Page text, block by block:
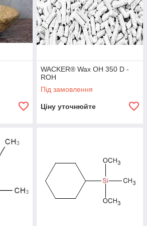
оболонка» (2-12%, диспергується в
120°C), що підвищує ударну в'язкість
систем, особливо за низьких
втратою жорсткості та
з рідкими реакційноздатними
силіконовий віск як
розділювальна добавка
за TDS).
GENIOSIL CS 2- ненасичений
ковалентно зв'язує органічну смолу
з неорганічним наповнювачем
та питомою поверхнею
міцність на згин і удар,
і виділяють приблизно на
ніж традиційні промотори.
- компаундування та екструзія
тиском, кабельні оболонки і HFFR-
БОПП-плівки, епоксидні клеї та
композитний камінь. На відміну від
аміди ВЖК) силіконові добавки
WACKER® Wax OH 350 D -
ROH
Під замовлення
Ціну уточнюйте